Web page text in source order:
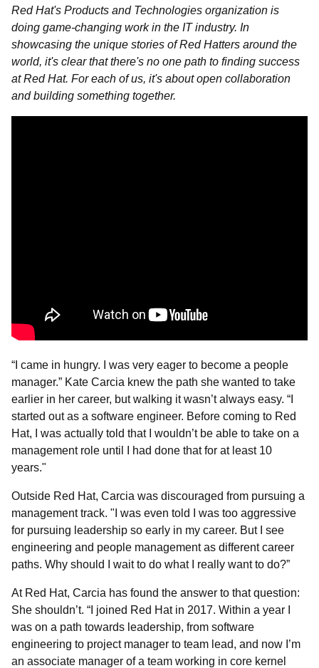
Red Hat's Products and Technologies organization is
doing game-changing work in the IT industry. In
showcasing the unique stories of Red Hatters around the
world, it's clear that there's no one path to finding success
at Red Hat. For each of us, it's about open collaboration
and building something together.
“I came in hungry. I was very eager to become a people
manager.” Kate Carcia knew the path she wanted to take
earlier in her career, but walking it wasn’t always easy. “I
started out as a software engineer. Before coming to Red
Hat, I was actually told that I wouldn’t be able to take on a
management role until I had done that for at least 10
years."
Outside Red Hat, Carcia was discouraged from pursuing a
management track. "I was even told I was too aggressive
for pursuing leadership so early in my career. But I see
engineering and people management as different career
paths. Why should I wait to do what I really want to do?”
At Red Hat, Carcia has found the answer to that question:
She shouldn’t. “I joined Red Hat in 2017. Within a year I
was on a path towards leadership, from software
engineering to project manager to team lead, and now I’m
an associate manager of a team working in core kernel